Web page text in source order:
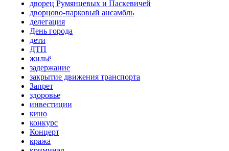
дворец Румянцевых и Паскевичей
дворцово-парковый ансамбль
делегация
День города
дети
ДТП
жильё
задержание
закрытие движения транспорта
Запрет
здоровье
инвестиции
кино
конкурс
Концерт
кража